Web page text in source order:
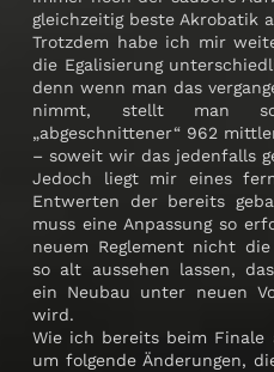
gleichzeitig beste Akrobatik
Trotzdem habe ich mir
die Egalisierung
denn wenn man das
nimmt, stellt man
„abgeschnittener“ 962
– soweit wir das jedenfalls
Jedoch liegt mir eines
Entwerten der bereits
muss eine Anpassung so
neuem Reglement nicht
so alt aussehen lassen,
ein Neubau unter neuen
wird.
Wie ich bereits beim Finale
um folgende Änderungen,